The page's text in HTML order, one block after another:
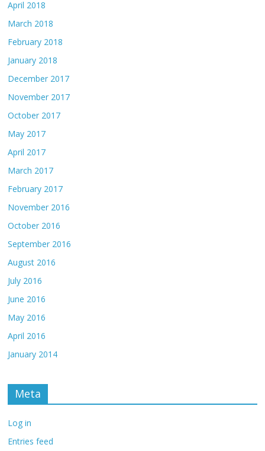
April 2018
March 2018
February 2018
January 2018
December 2017
November 2017
October 2017
May 2017
April 2017
March 2017
February 2017
November 2016
October 2016
September 2016
August 2016
July 2016
June 2016
May 2016
April 2016
January 2014
Meta
Log in
Entries feed